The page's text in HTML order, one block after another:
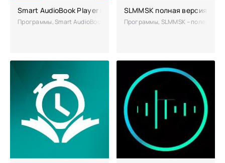
Smart AudioBook Player полная версия
Программы, Smart AudioBook Player – программа пригодиться всем
SLMMSK полная версия
Программы, SLMMSK –